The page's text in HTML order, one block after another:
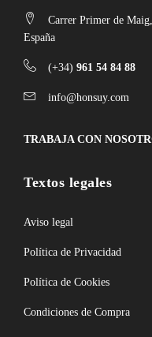
Carrer Primer de
España
(+34) 961 54 84 88
info@honsuy.com
TRABAJA CON
Textos legales
Aviso legal
Política de Privacidad
Política de Cookies
Condiciones de Compra